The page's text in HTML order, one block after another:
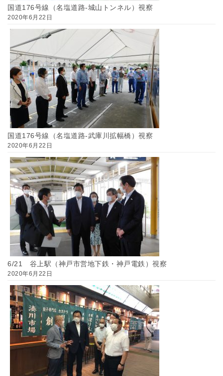
国道176号線（名塩道路-城山トンネル）視察
2020年6月22日
国道176号線（名塩道路-武庫川拡幅橋）視察
2020年6月22日
6/21 谷上駅（神戸市営地下鉄・神戸電鉄）視察
2020年6月22日